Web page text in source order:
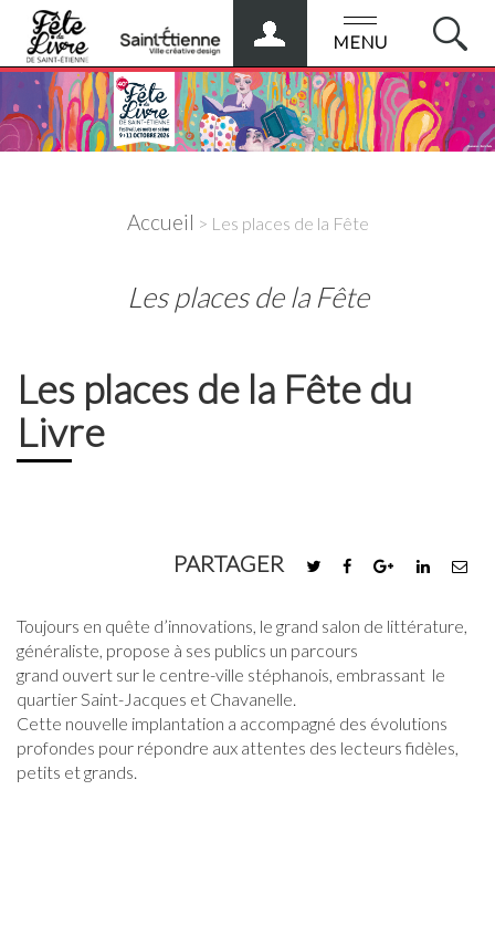
PRO
MENU
Accueil > Les places de la Fête
Les places de la Fête
Les places de la Fête du
Livre
PARTAGER
Toujours en quête d’innovations, le grand salon de littérature,
généraliste, propose à ses publics un parcours
grand ouvert sur le centre-ville stéphanois, embrassant le
quartier Saint-Jacques et Chavanelle.
Cette nouvelle implantation a accompagné des évolutions
profondes pour répondre aux attentes des lecteurs fidèles,
petits et grands.